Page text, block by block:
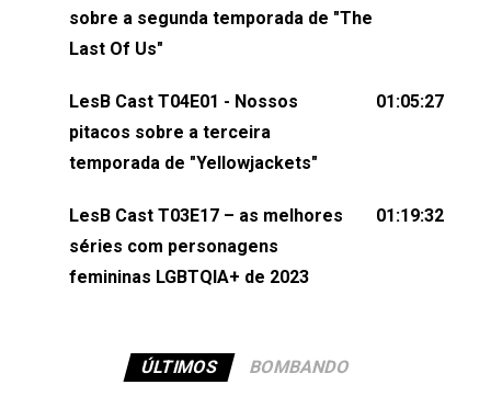
sociais:Twitter: ⁠⁠⁠⁠@lesbout_br⁠⁠⁠⁠ Instagram: ⁠⁠⁠⁠@lesbout_br⁠⁠⁠⁠
(⁠⁠⁠⁠⁠⁠@KarolenPassos⁠⁠⁠⁠⁠⁠)Participação de Bruna Fentanes
(⁠⁠⁠⁠@brunarfentanes⁠⁠⁠⁠) e Pollyelly FlorêncioEdição de
Naiady Machado
sobre a segunda temporada de "The
Last Of Us"
LesB Cast T04E01 - Nossos
pitacos sobre a terceira
temporada de "Yellowjackets"
01:05:27
LesB Cast T03E17 – as melhores
séries com personagens
femininas LGBTQIA+ de 2023
01:19:32
ÚLTIMOS BOMBANDO